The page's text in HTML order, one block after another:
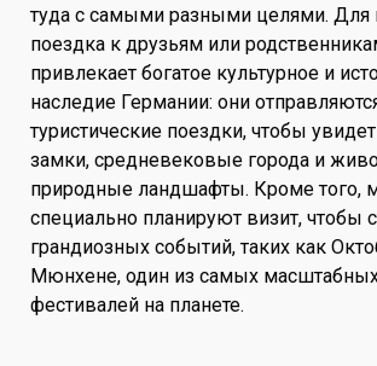
туда с самыми разными целями. Для
поездка к друзьям или
привлекает богатое культурное и
наследие Германии: они
туристические поездки, чтобы
замки, средневековые города и
природные ландшафты. Кроме того,
специально планируют визит, чтобы
грандиозных событий, таких как
Мюнхене, один из самых
фестивалей на планете.